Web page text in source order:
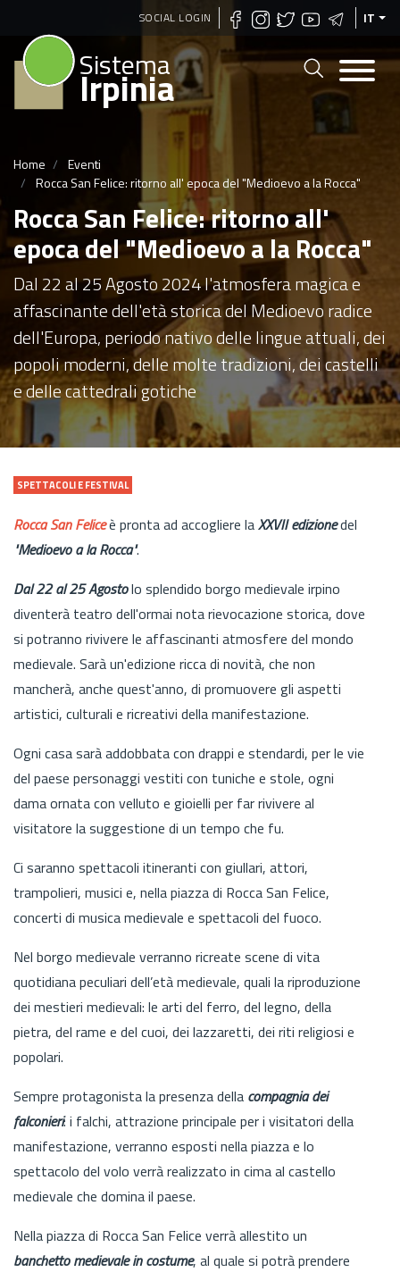
Salta
al
contenuto
principale
SOCIAL LOGIN IT
Sistema
Irpinia
Home
Eventi
Rocca San Felice: ritorno all' epoca del "Medioevo a la Rocca"
Rocca San Felice: ritorno all'
epoca del "Medioevo a la Rocca"
Dal 22 al 25 Agosto 2024 l'atmosfera magica e
affascinante dell'età storica del Medioevo radice
dell'Europa, periodo nativo delle lingue attuali, dei
popoli moderni, delle molte tradizioni, dei castelli
e delle cattedrali gotiche
SPETTACOLI E FESTIVAL
Rocca San Feliceè pronta ad accogliere laXXVII edizionedel
"Medioevo a la Rocca".
Dal 22 al 25 Agostolo splendido borgo medievale irpino
diventerà teatro dell'ormai nota rievocazione storica, dove
si potranno rivivere le affascinanti atmosfere del mondo
medievale. Sarà un'edizione ricca di novità, che non
mancherà, anche quest'anno, di promuovere gli aspetti
artistici, culturali e ricreativi della manifestazione.
Ogni casa sarà addobbata con drappi e stendardi, per le vie
del paese personaggi vestiti con tuniche e stole, ogni
dama ornata con velluto e gioielli per far rivivere al
visitatore la suggestione di un tempo che fu.
Ci saranno spettacoli itineranti con giullari, attori,
trampolieri, musici e, nella piazza di Rocca San Felice,
concerti di musica medievale e spettacoli del fuoco.
Nel borgo medievale verranno ricreate scene di vita
quotidiana peculiari dell’età medievale, quali la riproduzione
dei mestieri medievali: le arti del ferro, del legno, della
pietra, del rame e del cuoi, dei lazzaretti, dei riti religiosi e
popolari.
Sempre protagonista la presenza della compagnia dei
falconieri: i falchi, attrazione principale per i visitatori della
manifestazione, verranno esposti nella piazza e lo
spettacolo del volo verrà realizzato in cima al castello
medievale che domina il paese.
Nella piazza di Rocca San Felice verrà allestito un
banchetto medievale in costume, al quale si potrà prendere